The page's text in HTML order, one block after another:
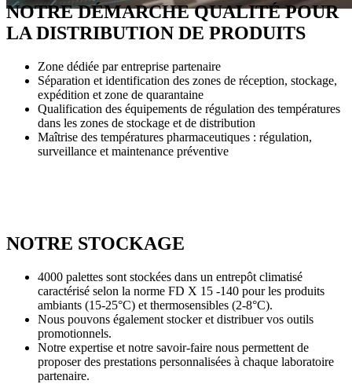
NOTRE DÉMARCHE QUALITÉ POUR
LA DISTRIBUTION DE PRODUITS
Zone dédiée par entreprise partenaire
Séparation et identification des zones de réception, stockage,
expédition et zone de quarantaine
Qualification des équipements de régulation des températures
dans les zones de stockage et de distribution
Maîtrise des températures pharmaceutiques : régulation,
surveillance et maintenance préventive
NOTRE STOCKAGE
4000 palettes sont stockées dans un entrepôt climatisé
caractérisé selon la norme FD X 15 -140 pour les produits
ambiants (15-25°C) et thermosensibles (2-8°C).
Nous pouvons également stocker et distribuer vos outils
promotionnels.
Notre expertise et notre savoir-faire nous permettent de
proposer des prestations personnalisées à chaque laboratoire
partenaire.